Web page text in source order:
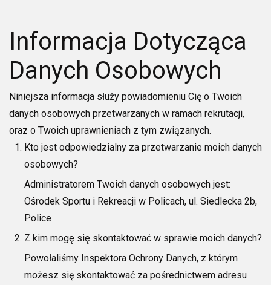
Informacja Dotycząca
Danych Osobowych
Niniejsza informacja służy powiadomieniu Cię o Twoich
danych osobowych przetwarzanych w ramach rekrutacji,
oraz o Twoich uprawnieniach z tym związanych.
Kto jest odpowiedzialny za przetwarzanie moich danych
osobowych?
Administratorem Twoich danych osobowych jest:
Ośrodek Sportu i Rekreacji w Policach, ul. Siedlecka 2b,
Police
Z kim mogę się skontaktować w sprawie moich danych?
Powołaliśmy Inspektora Ochrony Danych, z którym
możesz się skontaktować za pośrednictwem adresu